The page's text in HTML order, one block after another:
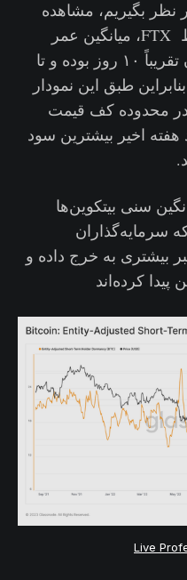
نظر بگیریم، مشاهده
خواهیم کرد که از زمان سقوط FTX، میانگین عمر
بیتکوین‌های این سرمایه‌گذاران تقریباً ۱۰ روز بوده و تا
بنابراین طبق این نمودار
در محدوده کف قیمت
هفته اخیر بیشترین سود
سنی بیتکوین‌ها
سرمایه‌گذاران
بیشتری به خرج داده و
پیدا کرده‌اند
Live